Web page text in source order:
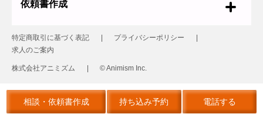
依頼書作成
特定商取引に基づく表記
プライバシーポリシー
求人のご案内
株式会社アニミズム © Animism Inc.
© 2026 革製品の修理 レザーリフォーム
相談・依頼書作成 持ち込み予約 電話する